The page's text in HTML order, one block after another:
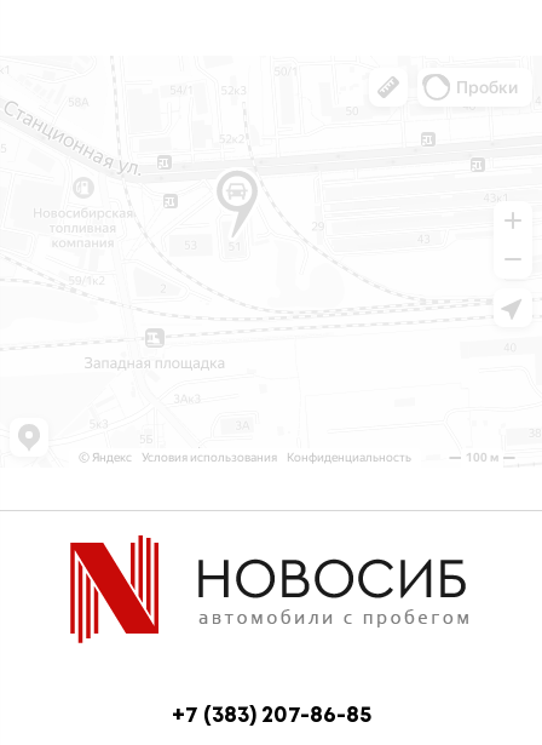
+7 (383) 207-86-85